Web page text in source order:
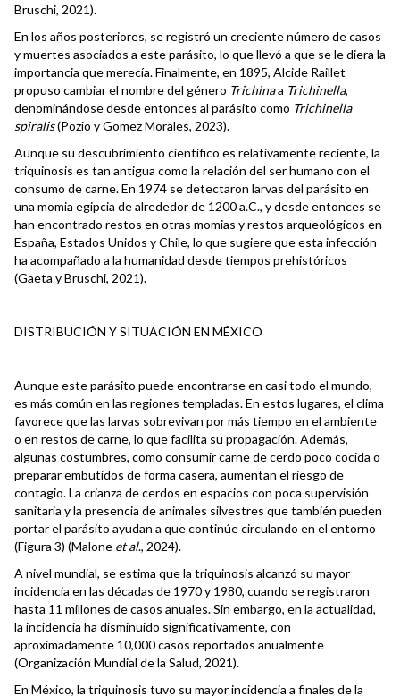
Bruschi, 2021).
En los años posteriores, se registró un creciente número de casos
y muertes asociados a este parásito, lo que llevó a que se le diera la
importancia que merecía. Finalmente, en 1895, Alcide Raillet
propuso cambiar el nombre del género Trichinaa Trichinella,
denominándose desde entonces al parásito como Trichinella
spiralis(Pozio y Gomez Morales, 2023).
Aunque su descubrimiento científico es relativamente reciente, la
triquinosis es tan antigua como la relación del ser humano con el
consumo de carne. En 1974 se detectaron larvas del parásito en
una momia egipcia de alrededor de 1200 a.C., y desde entonces se
han encontrado restos en otras momias y restos arqueológicos en
España, Estados Unidos y Chile, lo que sugiere que esta infección
ha acompañado a la humanidad desde tiempos prehistóricos
(Gaeta y Bruschi, 2021).
DISTRIBUCIÓN Y SITUACIÓN EN MÉXICO
Aunque este parásito puede encontrarse en casi todo el mundo,
es más común en las regiones templadas. En estos lugares, el clima
favorece que las larvas sobrevivan por más tiempo en el ambiente
o en restos de carne, lo que facilita su propagación. Además,
algunas costumbres, como consumir carne de cerdo poco cocida o
preparar embutidos de forma casera, aumentan el riesgo de
contagio. La crianza de cerdos en espacios con poca supervisión
sanitaria y la presencia de animales silvestres que también pueden
portar el parásito ayudan a que continúe circulando en el entorno
(Figura 3) (Malone et al., 2024).
A nivel mundial, se estima que la triquinosis alcanzó su mayor
incidencia en las décadas de 1970 y 1980, cuando se registraron
hasta 11 millones de casos anuales. Sin embargo, en la actualidad,
la incidencia ha disminuido significativamente, con
aproximadamente 10,000 casos reportados anualmente
(Organización Mundial de la Salud, 2021).
En México, la triquinosis tuvo su mayor incidencia a finales de la